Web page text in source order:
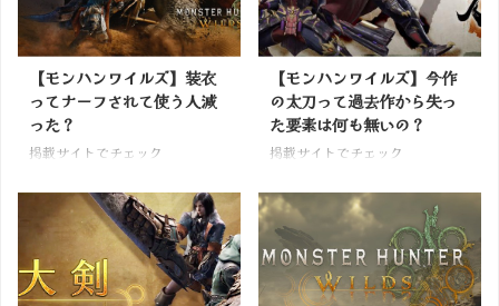
【モンハンワイルズ】装衣
ってナーフされて使う人減
った？
掲載サイトでチェック
【モンハンワイルズ】今作
の太刀って過去作から失っ
た要素は何も無いの？
掲載サイトでチェック